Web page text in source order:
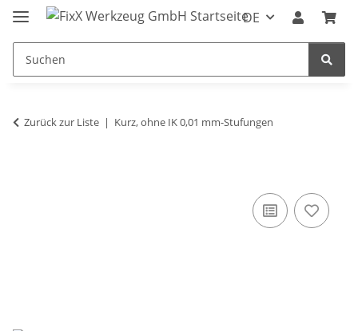
DE
Zurück zur Liste Kurz, ohne IK 0,01 mm-Stufungen